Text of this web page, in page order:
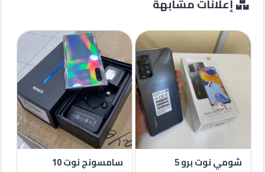
شومي نوت برو 5 سامسونج نوت 10